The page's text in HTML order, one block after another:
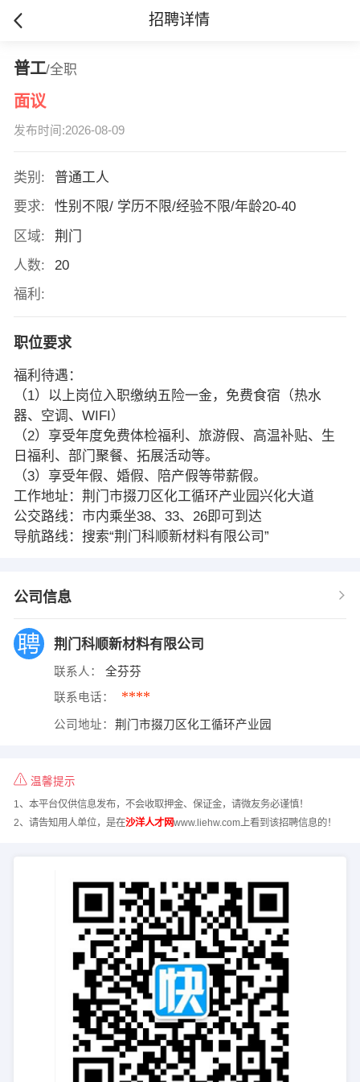
招聘详情
普工/全职
面议
发布时间:2026-08-09
类别:
普通工人
要求:
性别不限/ 学历不限/经验不限/年龄20-40
区域:
荆门
人数:
20
福利:
职位要求
福利待遇：
（1）以上岗位入职缴纳五险一金，免费食宿（热水
器、空调、WIFI）
（2）享受年度免费体检福利、旅游假、高温补贴、生
日福利、部门聚餐、拓展活动等。
（3）享受年假、婚假、陪产假等带薪假。
工作地址：荆门市掇刀区化工循环产业园兴化大道
公交路线：市内乘坐38、33、26即可到达
导航路线：搜索“荆门科顺新材料有限公司”
公司信息
荆门科顺新材料有限公司
联系人： 全芬芬
联系电话： ****
公司地址： 荆门市掇刀区化工循环产业园
温馨提示
1、本平台仅供信息发布，不会收取押金、保证金，请微友务必谨慎！
2、请告知用人单位，是在沙洋人才网www.liehw.com上看到该招聘信息的！